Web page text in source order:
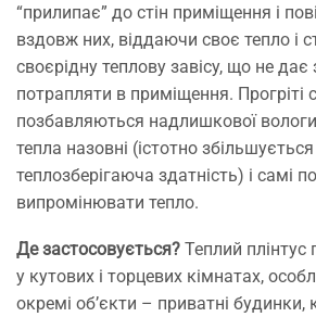
“прилипає” до стін приміщення і
вздовж них, віддаючи своє тепло і
своєрідну теплову завісу, що не
потрапляти в приміщення. Прогріті
позбавляються надлишкової
тепла назовні (істотно збільшується
теплозберігаюча здатність) і самі
випромінювати тепло.
Де застосовується? Теплий плінтус
у кутових і торцевих кімнатах,
окремі об’єкти – приватні будинки,